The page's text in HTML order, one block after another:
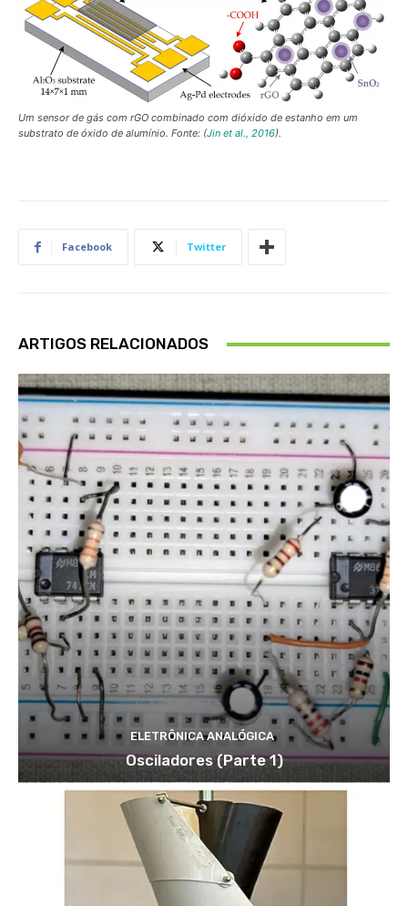
Um sensor de gás com rGO combinado com dióxido de estanho em um
substrato de óxido de alumínio. Fonte: (Jin et al., 2016).
Facebook Twitter
ARTIGOS RELACIONADOS
ELETRÔNICA ANALÓGICA
Osciladores (Parte 1)